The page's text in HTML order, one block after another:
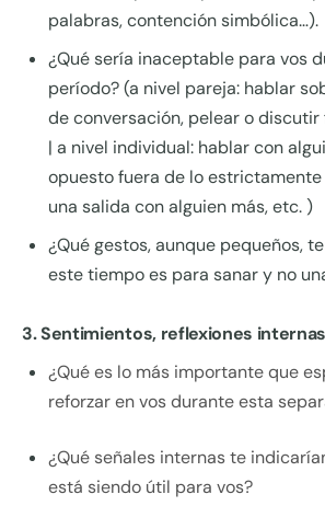
palabras, contención simbólica…).
¿Qué sería inaceptable para vos
período? (a nivel pareja: hablar
de conversación, pelear o
| a nivel individual: hablar con
opuesto fuera de lo
una salida con alguien más, etc. )
¿Qué gestos, aunque pequeños,
este tiempo es para sanar y no
3. Sentimientos, reflexiones
¿Qué es lo más importante que
reforzar en vos durante esta
¿Qué señales internas te
está siendo útil para vos?